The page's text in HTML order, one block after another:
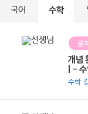
국어 수학
공지
개념
l -
수학